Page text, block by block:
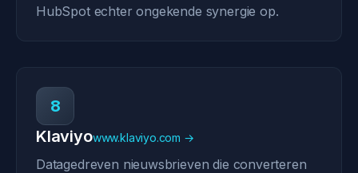
HubSpot echter ongekende synergie op.
8
Klaviyowww.klaviyo.com →
Datagedreven nieuwsbrieven die converteren